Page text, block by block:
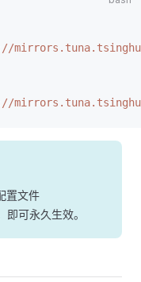
置文件
即可永久生效。